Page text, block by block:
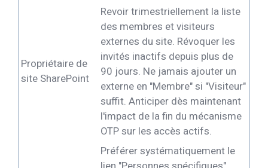
Propriétaire de
site SharePoint
Revoir trimestriellement la liste
des membres et visiteurs
externes du site. Révoquer les
invités inactifs depuis plus de
90 jours. Ne jamais ajouter un
externe en "Membre" si "Visiteur"
suffit. Anticiper dès maintenant
l'impact de la fin du mécanisme
OTP sur les accès actifs.
Préférer systématiquement le